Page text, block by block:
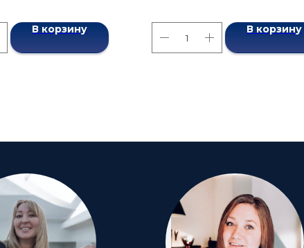
В корзину В корзину